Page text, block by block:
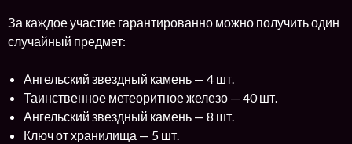
За каждое участие гарантированно можно получить один
случайный предмет:
Ангельский звездный камень — 4 шт.
Таинственное метеоритное железо — 40 шт.
Ангельский звездный камень — 8 шт.
Ключ от хранилища — 5 шт.